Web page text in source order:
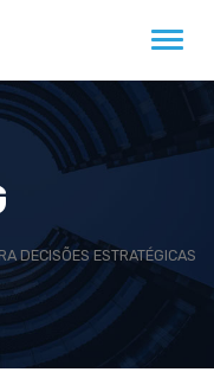
DECISÕES ESTRATÉGICAS